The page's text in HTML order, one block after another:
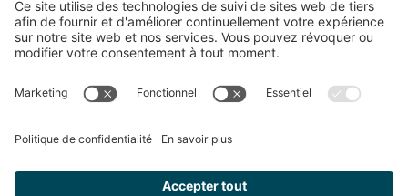
CARRIÈRES
CONTACT
200-5455 Av. de Gaspé, Montréal (Québec) H2T 3B3